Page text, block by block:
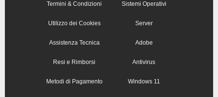
Termini & Condizioni
Utilizzo dei Cookies
Assistenza Tecnica
Resi e Rimborsi
Metodi di Pagamento
Sistemi Operativi
Server
Adobe
Antivirus
Windows 11